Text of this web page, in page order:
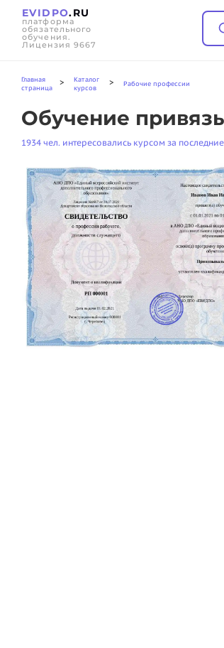
EVIDPO.RU
платформа
обязательного
обучения.
Лицензия 9667
Главная
страница
>
Каталог
курсов
> Рабочие профессии
Обучение
1934 чел. интересовались курсом за